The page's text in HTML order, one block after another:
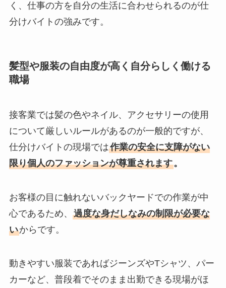
く、仕事の方を自分の生活に合わせられるのが仕
分けバイトの強みです。
髪型や服装の自由度が高く自分らしく働ける
職場
接客業では髪の色やネイル、アクセサリーの使用
について厳しいルールがあるのが一般的ですが、
仕分けバイトの現場では作業の安全に支障がない
限り個人のファッションが尊重されます。
お客様の目に触れないバックヤードでの作業が中
心であるため、 過度な身だしなみの制限が必要な
いからです。
動きやすい服装であればジーンズやTシャツ、パー
カーなど、普段着でそのまま出勤できる現場がほ